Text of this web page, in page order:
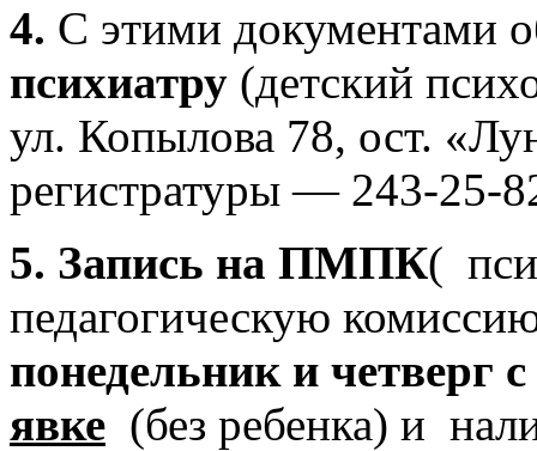
4. С этими документами
психиатру (детский
ул. Копылова 78, ост.
регистратуры — 243-25-
5. Запись на ПМПК(
педагогическую
понедельник и четверг
явке (без ребенка) и